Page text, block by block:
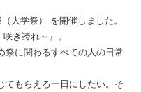
大学祭） を開催しました。
き誇れ～』。
祭に関わるすべての人の日常
てもらえる一日にしたい。そ